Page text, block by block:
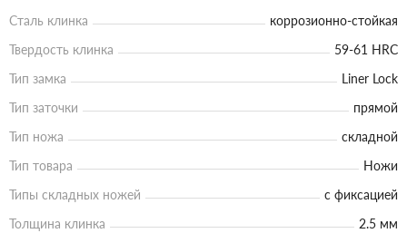
Сталь клинка
коррозионно-стойкая
Твердость клинка
59-61 HRC
Тип замка
Liner Lock
Тип заточки
прямой
Тип ножа
складной
Тип товара
Ножи
Типы складных ножей
с фиксацией
Толщина клинка
2.5 мм